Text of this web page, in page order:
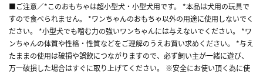
■ご注意／*このおもちゃは超小型犬・小型犬用です。 *本品は犬用の玩具で
すので食べられません。 *ワンちゃんのおもちゃ以外の用途に使用しないでく
ださい。 *小型犬でも噛む力の強いワンちゃんには与えないでください。 *ワ
ンちゃんの体質や性格・性質などをご理解のうえお買い求めください。 *与え
たままの使用は破損や誤飲につながりますので、必ず飼い主が一緒に遊び、
万一破損した場合はすぐに取り上げてください。 ※安全にお使い頂く為に使